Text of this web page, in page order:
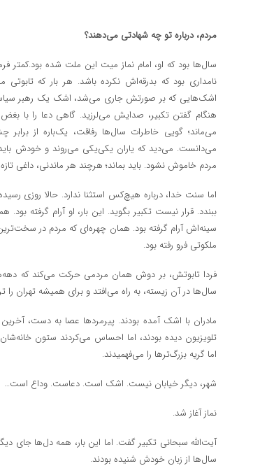
مردم، درباره تو چه شهادتی می‌دهند؟
سال‌ها بود که او، امام نماز میت این ملت شده بود.کمتر
نامداری بود که بدرقه‌اش نکرده باشد. هر بار که
اشک‌هایی که بر صورتش جاری می‌شد، اشک یک رهبر
هنگام گفتن تکبیر، صدایش می‌لرزید. گاهی دعا را با
می‌ماند؛ گویی خاطرات سال‌ها رفاقت، یک‌باره از برابر
می‌دانست. می‌دید که یاران یکی‌یکی می‌روند و خودش باید
مردم خاموش نشود. باید بماند؛ هرچند هر ماندنی، داغی
اما سنت خدا، درباره هیچ‌کس استثنا ندارد. حالا روزی
ببندد. قرار نیست تکبیر بگوید. این بار، او آرام گرفته
سینه‌اش آرام گرفته بود. همان چهره‌ای که مردم در
ملکوتی فرو رفته بود.
فردا تابوتش، بر دوش همان مردمی حرکت می‌کند که
سال‌ها در آن زیسته، به راه می‌افتد و برای همیشه تهران را
مادران با اشک آمده بودند. پیرمردها عصا به دست، آخرین
تلویزیون دیده بودند، اما احساس می‌کردند ستون
اما گریه بزرگ‌ترها را می‌فهمیدند.
شهر، دیگر خیابان نیست. اشک است. دعاست. وداع است…
نماز آغاز شد.
آیت‌الله سبحانی تکبیر گفت. اما این بار، همه دل‌ها جای
سال‌ها از زبان خودش شنیده بودند.